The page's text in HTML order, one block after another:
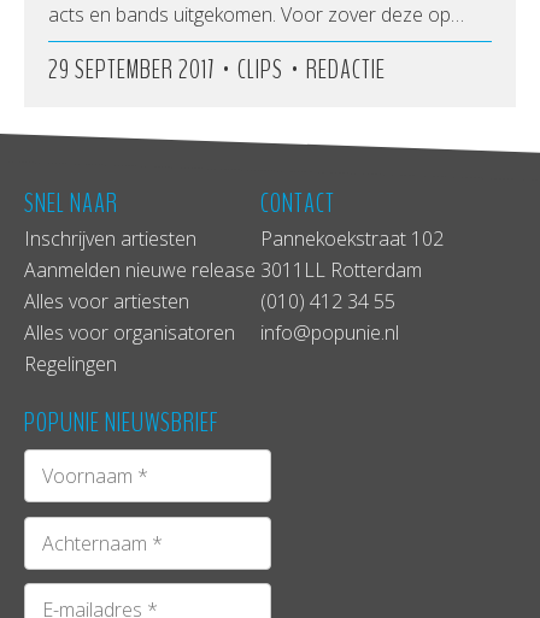
acts en bands uitgekomen. Voor zover deze op…
29 SEPTEMBER 2017 • CLIPS • REDACTIE
SNEL NAAR
Inschrijven artiesten
Aanmelden nieuwe release
Alles voor artiesten
Alles voor organisatoren
Regelingen
CONTACT
Pannekoekstraat 102
3011LL Rotterdam
(010) 412 34 55
info@popunie.nl
POPUNIE NIEUWSBRIEF